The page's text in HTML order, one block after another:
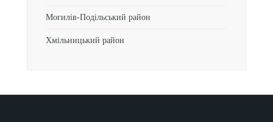
Могилів-Подільський район
Хмільницький район